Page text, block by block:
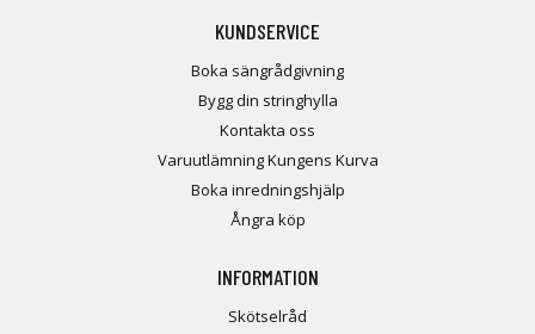
KUNDSERVICE
Boka sängrådgivning
Bygg din stringhylla
Kontakta oss
Varuutlämning Kungens Kurva
Boka inredningshjälp
Ångra köp
INFORMATION
Skötselråd